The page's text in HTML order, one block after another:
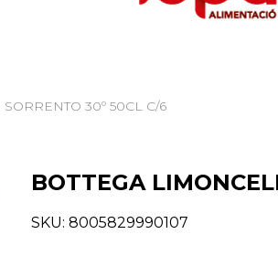
30º 50CL C/6
BOTTEGA
SKU: 8005829990107